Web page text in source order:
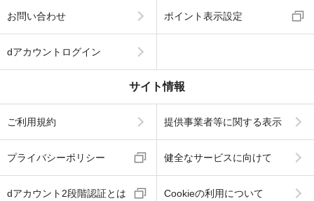
お問い合わせ ポイント表示設定
dアカウントログイン
サイト情報
ご利用規約 提供事業者等に関する表示
プライバシーポリシー 健全なサービスに向けて
dアカウント2段階認証とは Cookieの利用について